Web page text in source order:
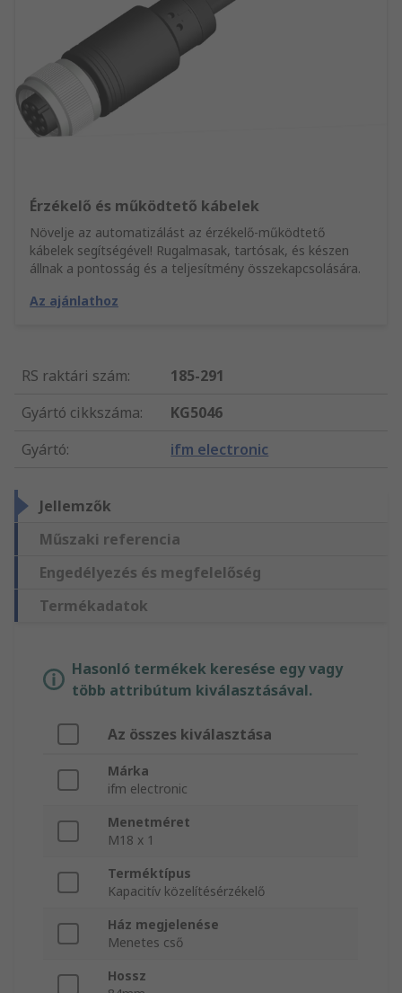
Érzékelő és működtető kábelek
Növelje az automatizálást az érzékelő-működtető
kábelek segítségével! Rugalmasak, tartósak, és készen
állnak a pontosság és a teljesítmény összekapcsolására.
Az ajánlathoz
RS raktári szám:
185-291
Gyártó cikkszáma:
KG5046
Gyártó: ifm electronic
Jellemzők
Műszaki referencia
Engedélyezés és megfelelőség
Termékadatok
Hasonló termékek keresése egy vagy
több attribútum kiválasztásával.
Az összes kiválasztása
Márka
ifm electronic
Menetméret
M18 x 1
Terméktípus
Kapacitív közelítésérzékelő
Ház megjelenése
Menetes cső
Hossz